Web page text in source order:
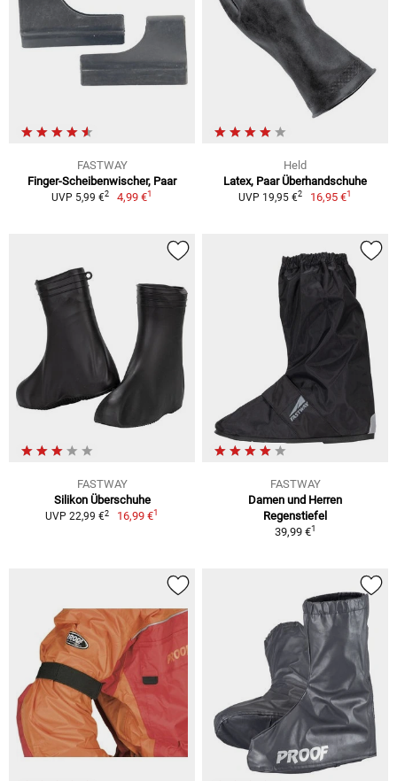
FASTWAY
Finger-Scheibenwischer, Paar
UVP 5,99 €2 4,99 €1
Held
Latex, Paar Überhandschuhe
UVP 19,95 €2 16,95 €1
FASTWAY
Silikon Überschuhe
UVP 22,99 €2 16,99 €1
FASTWAY
Damen und Herren
Regenstiefel
39,99 €1